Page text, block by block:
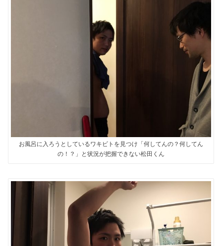
お風呂に入ろうとしているワキビトを見つけ「何してんの？何してん
の！？」と状況が把握できない松田くん